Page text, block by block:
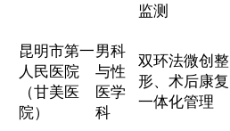
监测
昆明市第一
人民医院
（甘美医
院）
男科
与性
医学
科
双环法微创整
形、术后康复
一体化管理